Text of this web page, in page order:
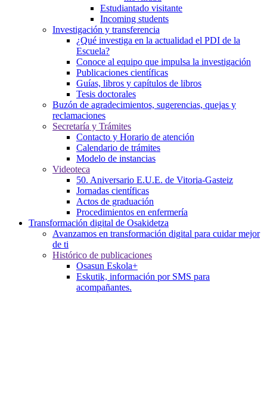
Estudiantado visitante
Incoming students
Investigación y transferencia
¿Qué investiga en la actualidad el PDI de la
Escuela?
Conoce al equipo que impulsa la investigación
Publicaciones científicas
Guías, libros y capítulos de libros
Tesis doctorales
Buzón de agradecimientos, sugerencias, quejas y
reclamaciones
Secretaría y Trámites
Contacto y Horario de atención
Calendario de trámites
Modelo de instancias
Videoteca
50. Aniversario E.U.E. de Vitoria-Gasteiz
Jornadas científicas
Actos de graduación
Procedimientos en enfermería
Transformación digital de Osakidetza
Avanzamos en transformación digital para cuidar mejor
de ti
Histórico de publicaciones
Osasun Eskola+
Eskutik, información por SMS para
acompañantes.